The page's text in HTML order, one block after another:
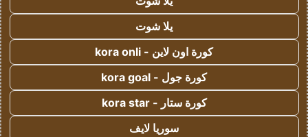
يلا شوت
كورة اون لاين - kora onli
كورة جول - kora goal
كورة ستار - kora star
سوريا لايف